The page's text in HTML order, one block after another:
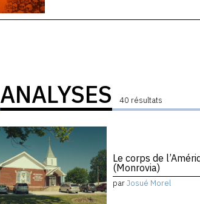
ANALYSES 40 résultats
Le corps de
(Monrovia)
parJosué Morel